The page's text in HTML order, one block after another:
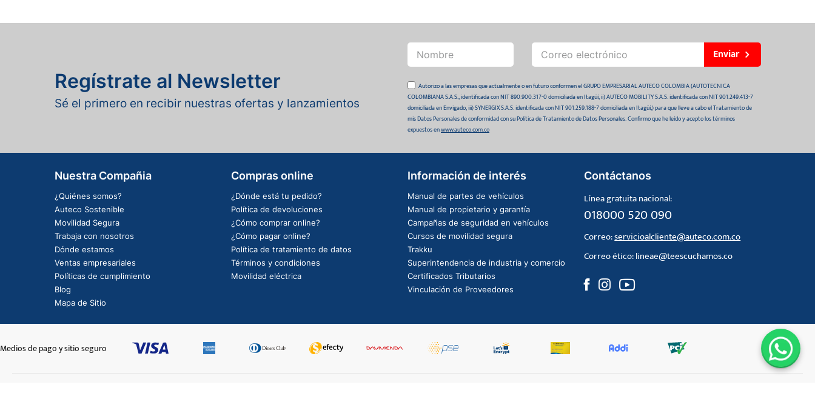
Regístrate al Newsletter
Sé el primero en recibir nuestras ofertas y lanzamientos
Enviar
Autorizo a las empresas que actualmente o en futuro conformen el GRUPO EMPRESARIAL AUTECO COLOMBIA (AUTOTECNICA
COLOMBIANA S.A.S., identificada con NIT 890.900.317-0 domiciliada en Itagüí, ii) AUTECO MOBILITY S.A.S. identificada con NIT 901.249.413-7
domiciliada en Envigado, iii) SYNERGIX S.A.S. identificada con NIT 901.259.188-7 domiciliada en Itagüí,) para que lleve a cabo el Tratamiento de
mis Datos Personales de conformidad con su Política de Tratamiento de Datos Personales. Confirmo que he leído y acepto los términos
expuestos enwww.auteco.com.co
Nuestra Compañia
¿Quiénes somos?
Auteco Sostenible
Movilidad Segura
Trabaja con nosotros
Dónde estamos
Ventas empresariales
Políticas de cumplimiento
Blog
Mapa de Sitio
Compras online
¿Dónde está tu pedido?
Política de devoluciones
¿Cómo comprar online?
¿Cómo pagar online?
Política de tratamiento de datos
Términos y condiciones
Movilidad eléctrica
Información de interés
Manual de partes de vehículos
Manual de propietario y garantía
Campañas de seguridad en vehículos
Cursos de movilidad segura
Trakku
Superintendencia de industria y comercio
Certificados Tributarios
Vinculación de Proveedores
Contáctanos
Línea gratuita nacional:
018000 520 090
Correo:servicioalcliente@auteco.com.co
Correo ético:lineae@teescuchamos.co
Medios de pago y sitio seguro